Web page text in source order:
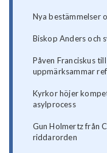
Nya bestämmelser
Biskop Anders och
Påven Franciskus
uppmärksammar
Kyrkor höjer
asylprocess
Gun Holmertz från
riddarorden